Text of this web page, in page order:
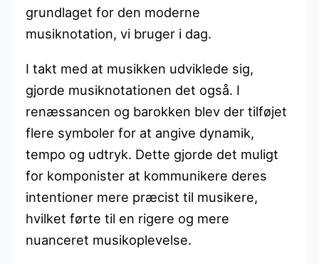
grundlaget for den moderne
musiknotation, vi bruger i dag.
I takt med at musikken udviklede sig,
gjorde musiknotationen det også. I
renæssancen og barokken blev der tilføjet
flere symboler for at angive dynamik,
tempo og udtryk. Dette gjorde det muligt
for komponister at kommunikere deres
intentioner mere præcist til musikere,
hvilket førte til en rigere og mere
nuanceret musikoplevelse.